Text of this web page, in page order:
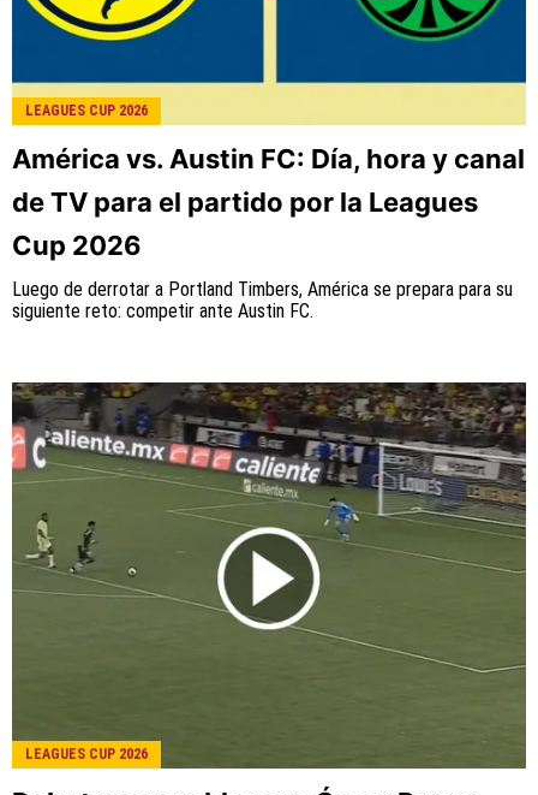
LEAGUES CUP 2026
América vs. Austin FC: Día, hora y canal
de TV para el partido por la Leagues
Cup 2026
Luego de derrotar a Portland Timbers, América se prepara para su
siguiente reto: competir ante Austin FC.
LEAGUES CUP 2026